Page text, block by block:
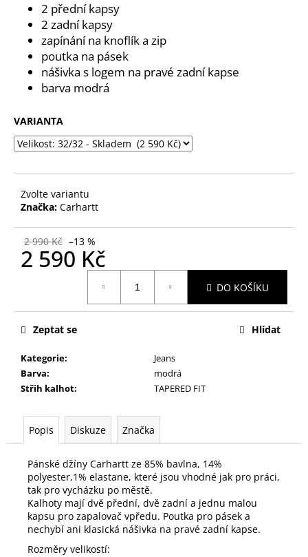
2 přední kapsy
2 zadní kapsy
zapínání na knoflík a zip
poutka na pásek
nášivka s logem na pravé zadní kapse
barva modrá
VARIANTA
Zvolte variantu
Značka: Carhartt
2 990 Kč –13 %
2 590 Kč
DO KOŠÍKU
Kategorie:
Jeans
Barva:
modrá
Střih kalhot: TAPERED FIT
Zeptat se Hlídat
Popis Diskuze Značka
Pánské džíny Carhartt ze 85% bavlna, 14%
polyester,1% elastane, které jsou vhodné jak pro práci,
tak pro vycházku po městě.
Kalhoty mají dvě přední, dvě zadní a jednu malou
kapsu pro zapalovač vpředu. Poutka pro pásek a
nechybí ani klasická nášivka na pravé zadní kapse.
Rozměry velikostí: